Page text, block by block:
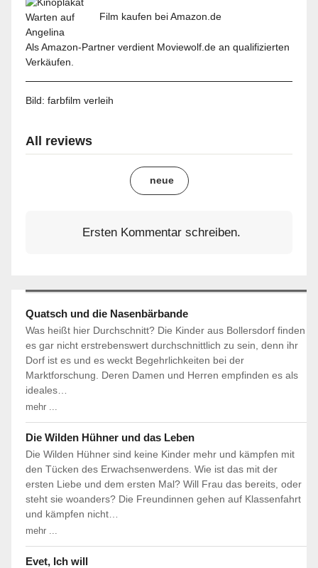
Film kaufen bei Amazon.de
Als Amazon-Partner verdient Moviewolf.de an qualifizierten
Verkäufen.
Bild:farbfilm verleih
All reviews
neue
Ersten Kommentar schreiben.
Quatsch und die Nasenbärbande
Was heißt hier Durchschnitt? Die Kinder aus Bollersdorf finden
es gar nicht erstrebenswert durchschnittlich zu sein, denn ihr
Dorf ist es und es weckt Begehrlichkeiten bei der
Marktforschung. Deren Damen und Herren empfinden es als
ideales…
mehr ...
Die Wilden Hühner und das Leben
Die Wilden Hühner sind keine Kinder mehr und kämpfen mit
den Tücken des Erwachsenwerdens. Wie ist das mit der
ersten Liebe und dem ersten Mal? Will Frau das bereits, oder
steht sie woanders? Die Freundinnen gehen auf Klassenfahrt
und kämpfen nicht…
mehr ...
Evet, Ich will